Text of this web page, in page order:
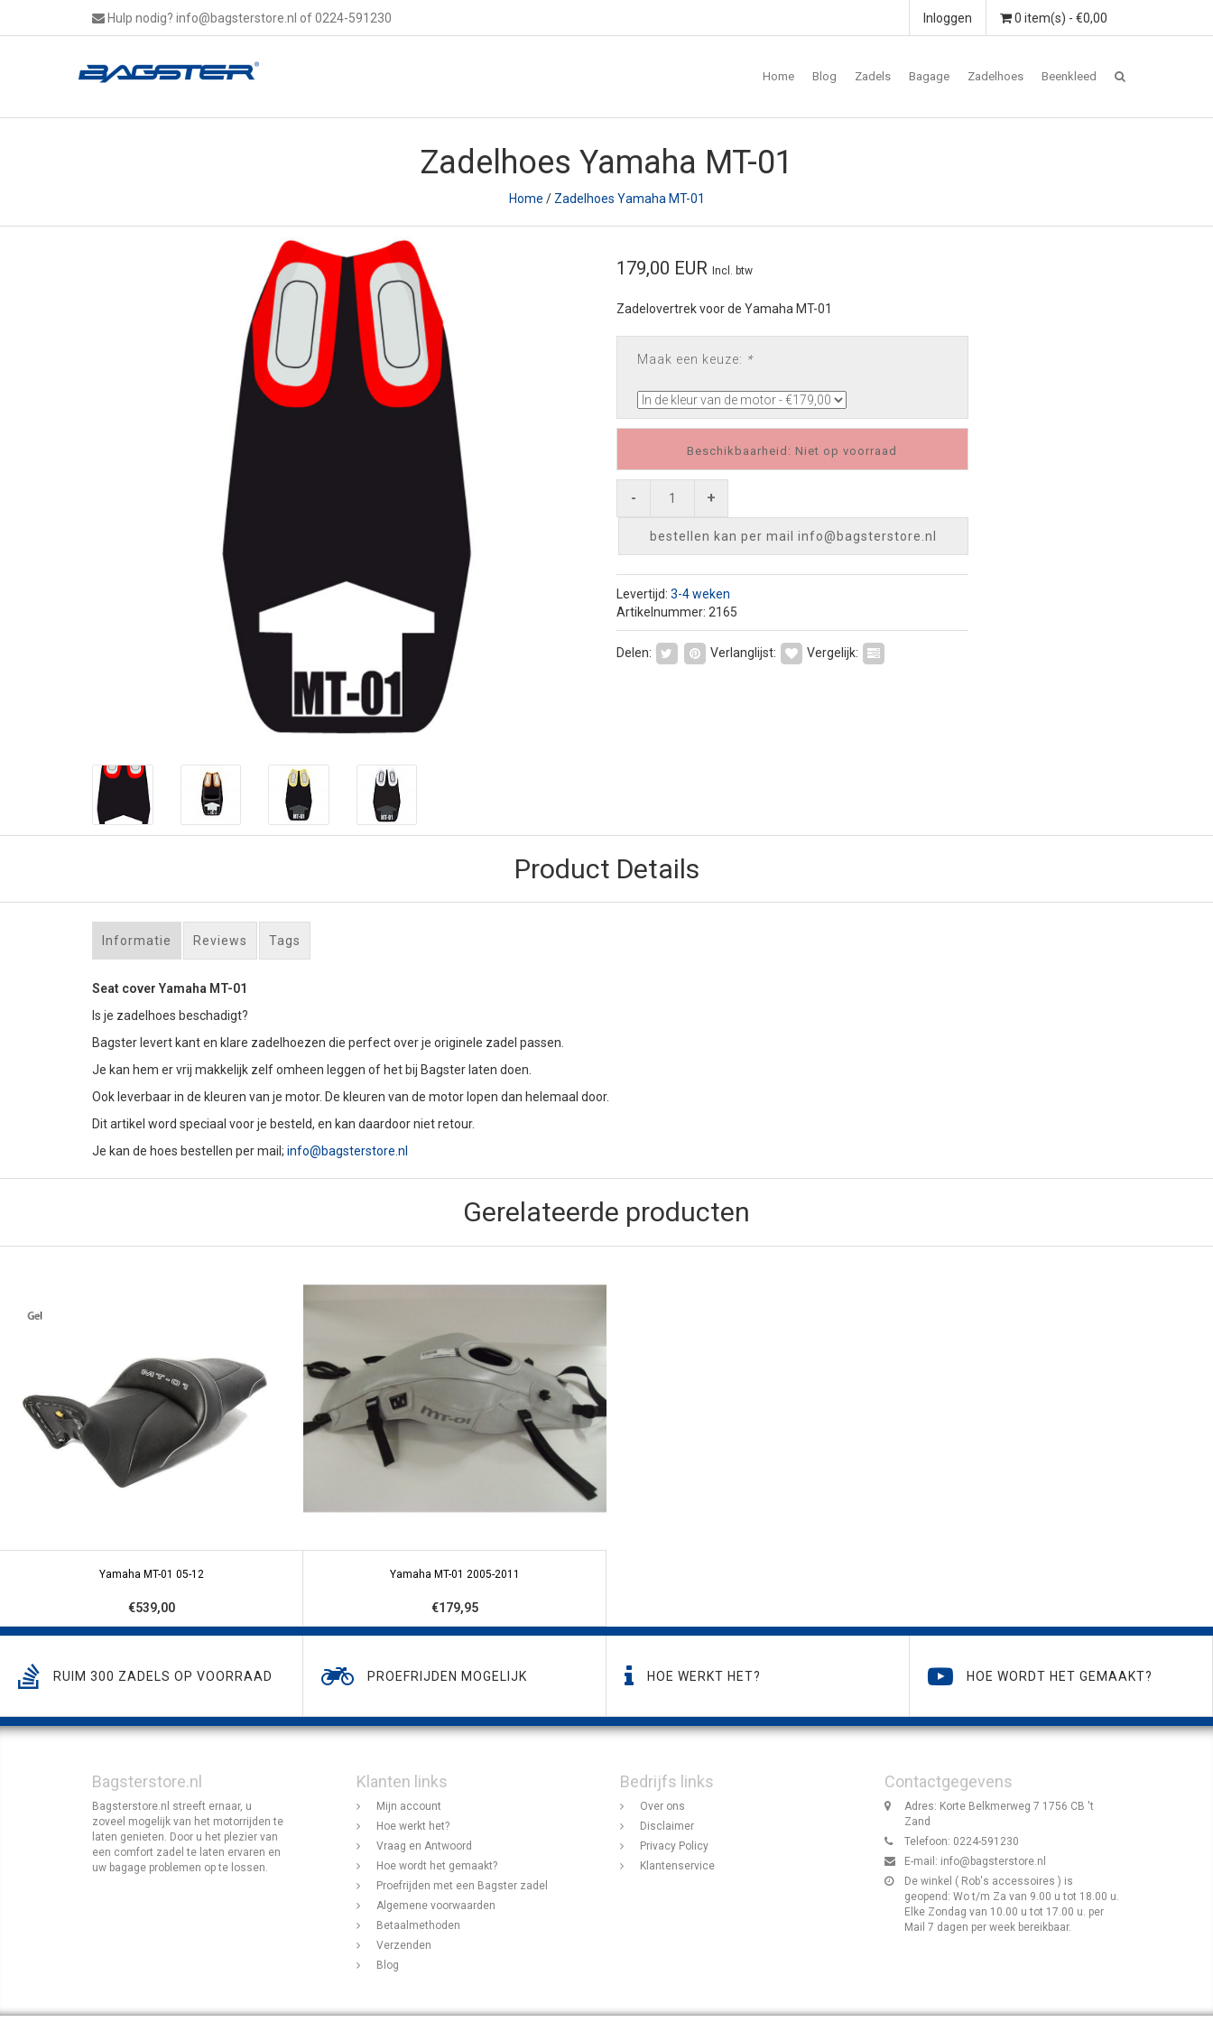
Hulp nodig? info@bagsterstore.nl of 0224-591230 0 item(s) - €0,00
Inloggen
Home Blog Zadels Bagage Zadelhoes Beenkleed
Zadelhoes Yamaha MT-01
Home / Zadelhoes Yamaha MT-01
179,00 EUR Incl. btw
Zadelovertrek voor de Yamaha MT-01
Maak een keuze: *
Beschikbaarheid: Niet op voorraad
- +
bestellen kan per mail info@bagsterstore.nl
Levertijd: 3-4 weken
Artikelnummer: 2165
Delen: Verlanglijst: Vergelijk:
Product Details
Informatie Reviews Tags
Seat cover Yamaha MT-01
Is je zadelhoes beschadigt?
Bagster levert kant en klare zadelhoezen die perfect over je originele zadel passen.
Je kan hem er vrij makkelijk zelf omheen leggen of het bij Bagster laten doen.
Ook leverbaar in de kleuren van je motor. De kleuren van de motor lopen dan helemaal door.
Dit artikel word speciaal voor je besteld, en kan daardoor niet retour.
Je kan de hoes bestellen per mail; info@bagsterstore.nl
Gerelateerde producten
Yamaha MT-01 05-12
€539,00
Yamaha MT-01 2005-2011
€179,95
RUIM 300 ZADELS OP VOORRAAD PROEFRIJDEN MOGELIJK HOE WERKT HET? HOE WORDT HET GEMAAKT?
Bagsterstore.nl
Bagsterstore.nl streeft ernaar, u
zoveel mogelijk van het motorrijden te
laten genieten. Door u het plezier van
een comfort zadel te laten ervaren en
uw bagage problemen op te lossen.
Klanten links
Mijn account
Hoe werkt het?
Vraag en Antwoord
Hoe wordt het gemaakt?
Proefrijden met een Bagster zadel
Algemene voorwaarden
Betaalmethoden
Verzenden
Blog
Bedrijfs links
Over ons
Disclaimer
Privacy Policy
Klantenservice
Contactgegevens
Adres: Korte Belkmerweg 7 1756 CB 't
Zand
Telefoon: 0224-591230
E-mail: info@bagsterstore.nl
De winkel ( Rob's accessoires ) is
geopend: Wo t/m Za van 9.00 u tot 18.00 u.
Elke Zondag van 10.00 u tot 17.00 u. per
Mail 7 dagen per week bereikbaar.